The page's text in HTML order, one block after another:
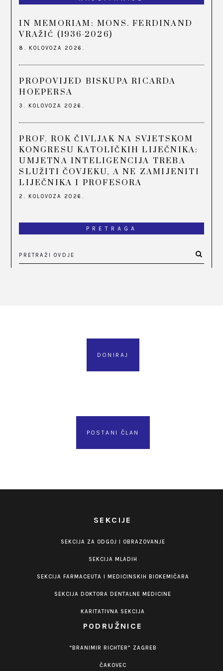
IN MEMORIAM: MONS. FERDINAND
VRAŽIĆ (1936-2026)
8. KOLOVOZA 2026.
PROPOVIJED BISKUPA RICARDA
HOEPERSA
3. KOLOVOZA 2026.
PROF. ROK ČIVLJAK NA SVJETSKOM
KONGRESU KATOLIČKIH LIJEČNIKA:
UMJETNA INTELIGENCIJA TREBA
SLUŽITI ČOVJEKU, A NE ZAMIJENITI
LIJEČNIKA I PROFESORA
2. KOLOVOZA 2026.
PRETRAGA
DONIRAJ
POSTANI ČLAN
SEKCIJE
SEKCIJA ZA ODGOJ I OBRAZOVANJE
SEKCIJA MLADIH
SEKCIJA FARMACEUTA I MEDICINSKIH BIOKEMIČARA
SEKCIJA DOKTORA DENTALNE MEDICINE
KARITATIVNA SEKCIJA
PODRUŽNICE
“BRANIMIR RICHTER” ZAGREB
ČAKOVEC